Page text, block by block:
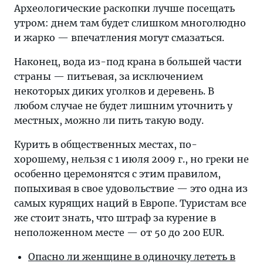
Археологические раскопки лучше посещать
утром: днем там будет слишком многолюдно
и жарко — впечатления могут смазаться.
Наконец, вода из-под крана в большей части
страны — питьевая, за исключением
некоторых диких уголков и деревень. В
любом случае не будет лишним уточнить у
местных, можно ли пить такую воду.
Курить в общественных местах, по-
хорошему, нельзя с 1 июля 2009 г., но греки не
особенно церемонятся с этим правилом,
попыхивая в свое удовольствие — это одна из
самых курящих наций в Европе. Туристам все
же стоит знать, что штраф за курение в
неположенном месте — от 50 до 200 EUR.
Опасно ли женщине в одиночку лететь в